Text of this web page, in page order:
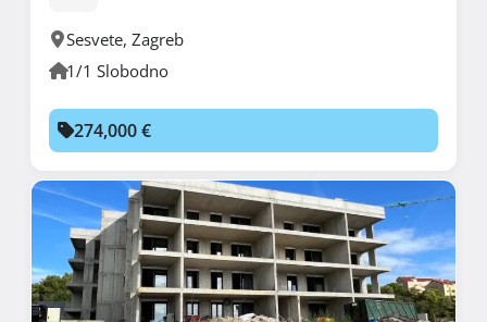
Sesvete, Zagreb
1/1 Slobodno
274,000 €